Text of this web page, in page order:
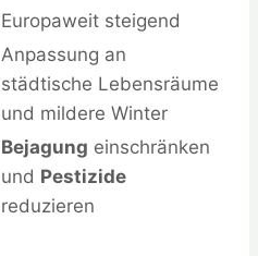
Europaweit steigend
Anpassung an
städtische Lebensräume
und mildere Winter
Bejagung einschränken
und Pestizide
reduzieren